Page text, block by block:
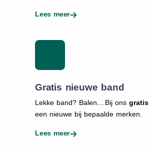
Lees meer
Gratis nieuwe band
Lekke band? Balen....Bij ons gratis
een nieuwe bij bepaalde merken.
Lees meer